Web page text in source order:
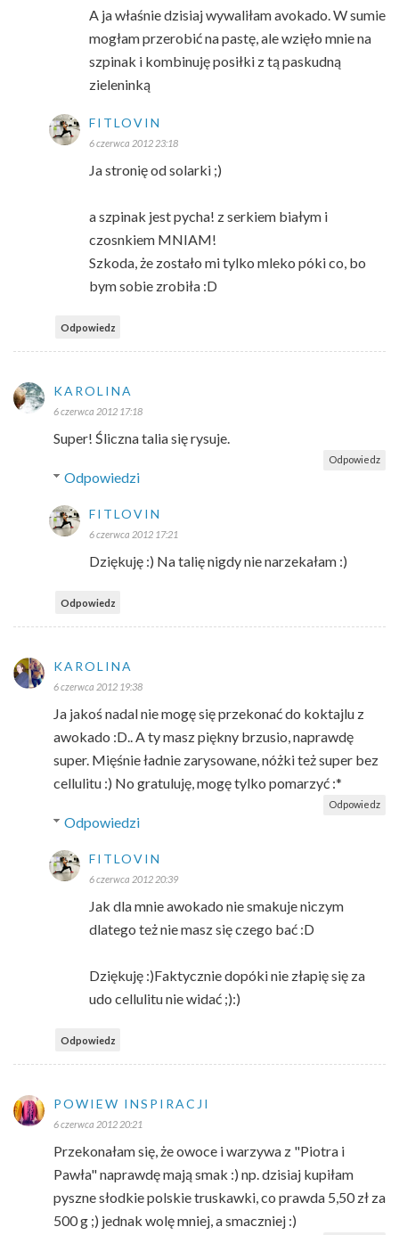
A ja właśnie dzisiaj wywaliłam avokado. W sumie
mogłam przerobić na pastę, ale wzięło mnie na
szpinak i kombinuję posiłki z tą paskudną
zieleninką
FITLOVIN
6 czerwca 2012 23:18
Ja stronię od solarki ;)
a szpinak jest pycha! z serkiem białym i
czosnkiem MNIAM!
Szkoda, że zostało mi tylko mleko póki co, bo
bym sobie zrobiła :D
Odpowiedz
KAROLINA
6 czerwca 2012 17:18
Super! Śliczna talia się rysuje.
Odpowiedz
Odpowiedzi
FITLOVIN
6 czerwca 2012 17:21
Dziękuję :) Na talię nigdy nie narzekałam :)
Odpowiedz
KAROLINA
6 czerwca 2012 19:38
Ja jakoś nadal nie mogę się przekonać do koktajlu z
awokado :D.. A ty masz piękny brzusio, naprawdę
super. Mięśnie ładnie zarysowane, nóżki też super bez
cellulitu :) No gratuluję, mogę tylko pomarzyć :*
Odpowiedz
Odpowiedzi
FITLOVIN
6 czerwca 2012 20:39
Jak dla mnie awokado nie smakuje niczym
dlatego też nie masz się czego bać :D
Dziękuję :)Faktycznie dopóki nie złapię się za
udo cellulitu nie widać ;):)
Odpowiedz
POWIEW INSPIRACJI
6 czerwca 2012 20:21
Przekonałam się, że owoce i warzywa z "Piotra i
Pawła" naprawdę mają smak :) np. dzisiaj kupiłam
pyszne słodkie polskie truskawki, co prawda 5,50 zł za
500 g ;) jednak wolę mniej, a smaczniej :)